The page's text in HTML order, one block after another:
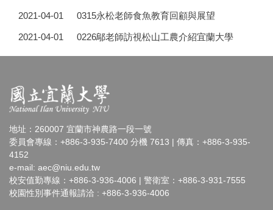
2021-04-01 0315永松老師食魚教育回顧與展望
2021-04-01 0226鄔老師訪視松山工農介紹宜蘭大學
地址：260007 宜蘭市神農路一段一號
委員會專線：+886-3-935-7400 分機 7613 | 傳真：+886-3-935-
4152
e-mail: aec@niu.edu.tw
校安值勤專線：+886-3-936-4006 | 警衛室：+886-3-931-7555
校園性別事件通報請洽 : +886-3-936-4006